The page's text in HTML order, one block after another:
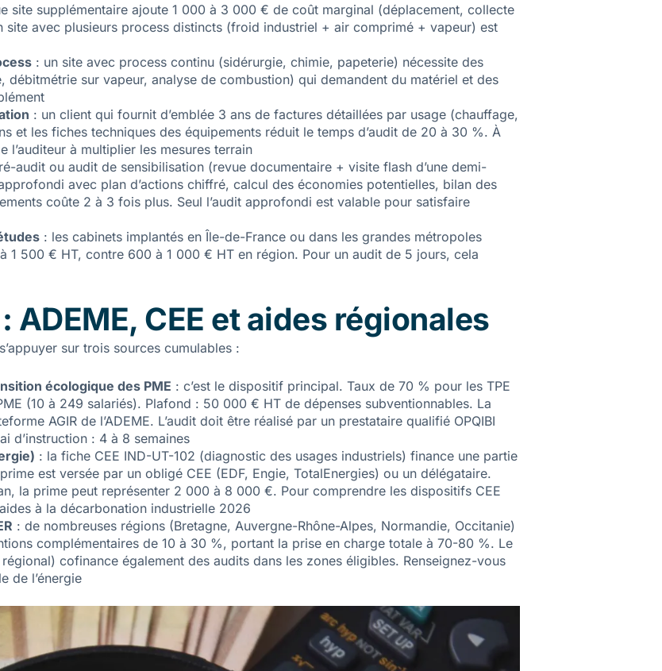
site supplémentaire ajoute 1 000 à 3 000 € de coût marginal (déplacement, collecte
avec plusieurs process distincts (froid industriel + air comprimé + vapeur) est
: un site avec process continu (sidérurgie, chimie, papeterie) nécessite des
débitmétrie sur vapeur, analyse de combustion) qui demandent du matériel et des
: un client qui fournit d’emblée 3 ans de factures détaillées par usage (chauffage,
et les fiches techniques des équipements réduit le temps d’audit de 20 à 30 %. À
l’auditeur à multiplier les mesures terrain
audit ou audit de sensibilisation (revue documentaire + visite flash d’une demi-
avec plan d’actions chiffré, calcul des économies potentielles, bilan des
coûte 2 à 3 fois plus. Seul l’audit approfondi est valable pour satisfaire
: les cabinets implantés en Île-de-France ou dans les grandes métropoles
1 500 € HT, contre 600 à 1 000 € HT en région. Pour un audit de 5 jours, cela
CEE et aides régionales
sur trois sources cumulables :
écologique des PME : c’est le dispositif principal. Taux de 70 % pour les TPE
(10 à 249 salariés). Plafond : 50 000 € HT de dépenses subventionnables. La
AGIR de l’ADEME. L’audit doit être réalisé par un prestataire qualifié OPQIBI
d’instruction : 4 à 8 semaines
: la fiche CEE IND-UT-102 (diagnostic des usages industriels) finance une partie
est versée par un obligé CEE (EDF, Engie, TotalEnergies) ou un délégataire.
la prime peut représenter 2 000 à 8 000 €. Pour comprendre les dispositifs CEE
à la décarbonation industrielle 2026
: de nombreuses régions (Bretagne, Auvergne-Rhône-Alpes, Normandie, Occitanie)
complémentaires de 10 à 30 %, portant la prise en charge totale à 70-80 %. Le
cofinance également des audits dans les zones éligibles. Renseignez-vous
de l’énergie